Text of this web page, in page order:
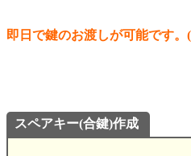
即日で鍵のお渡しが可能です。
スペアキー(合鍵)作成